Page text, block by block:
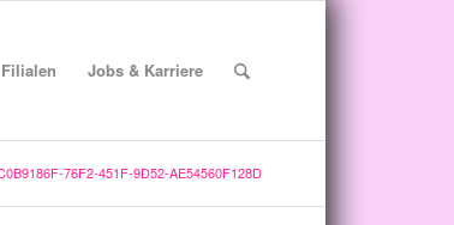
Filialen Jobs & Karriere
76F2-451F-9D52-AE54560F128D